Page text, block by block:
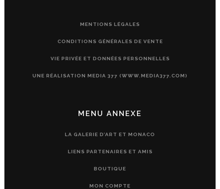
MENTIONS LÉGALES
CONDITIONS GÉNÉRALES DE VENTE
VIE PRIVÉE ET DONNÉES PERSONNELLES
UNE RÉALISATION MEDIA 377 (WWW.MEDIA377.COM)
MENU ANNEXE
LA GALERIE D’ART ET MONACO
LIENS PARTENAIRES ET AMIS
BOUTIQUE
MON COMPTE